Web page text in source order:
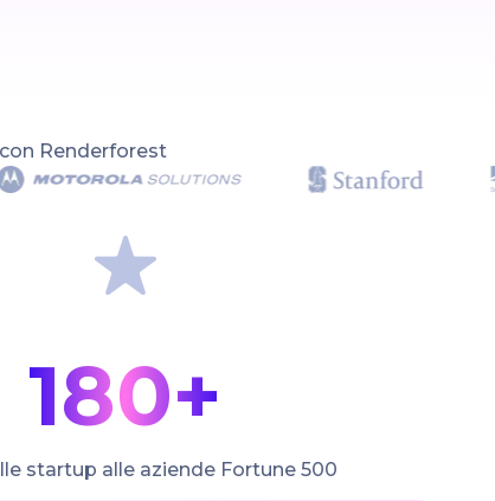
Renderforest
180+
startup alle aziende Fortune 500